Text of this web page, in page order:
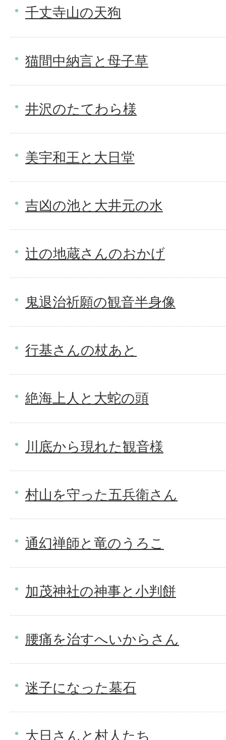
千丈寺山の天狗
猫間中納言と母子草
井沢のたてわら様
美宇和王と大日堂
吉凶の池と大井元の水
辻の地蔵さんのおかげ
鬼退治祈願の観音半身像
行基さんの杖あと
絶海上人と大蛇の頭
川底から現れた観音様
村山を守った五兵衛さん
通幻禅師と竜のうろこ
加茂神社の神事と小判餅
腰痛を治すへいからさん
迷子になった墓石
大日さんと村人たち